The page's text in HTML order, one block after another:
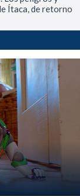
Ítaca, de retorno